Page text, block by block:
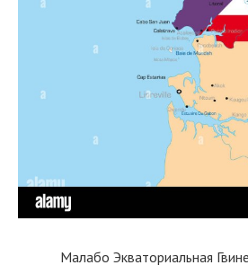
Малабо Экваториальная